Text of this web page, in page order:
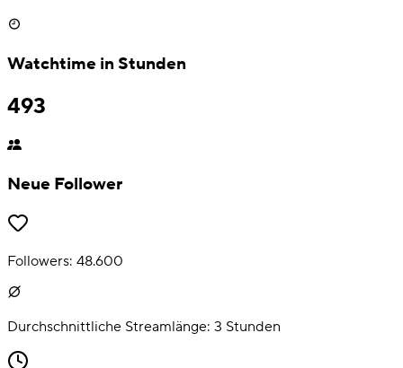
Watchtime in Stunden
493
Neue Follower
Followers: 48.600
Durchschnittliche Streamlänge: 3 Stunden